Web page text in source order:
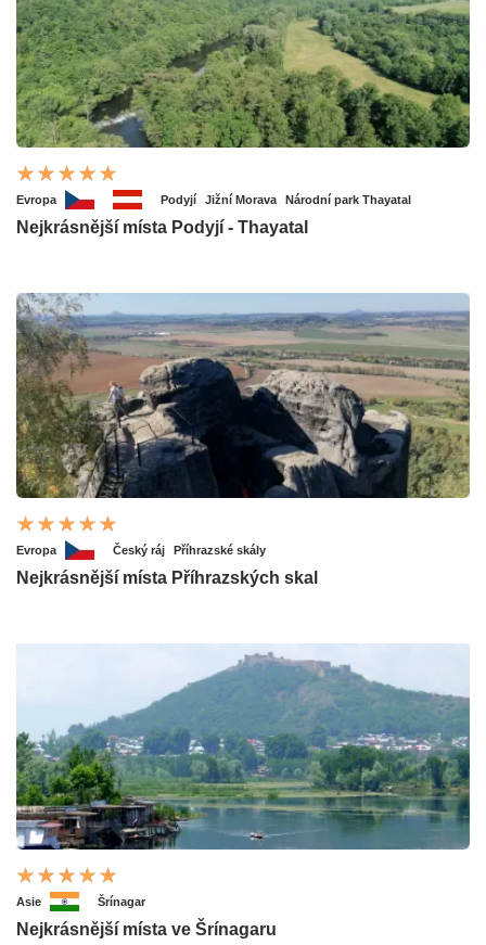
Evropa Podyjí Jižní Morava Národní park Thayatal
Nejkrásnější místa Podyjí - Thayatal
Evropa Český ráj Příhrazské skály
Nejkrásnější místa Příhrazských skal
Asie Šrínagar
Nejkrásnější místa ve Šrínagaru